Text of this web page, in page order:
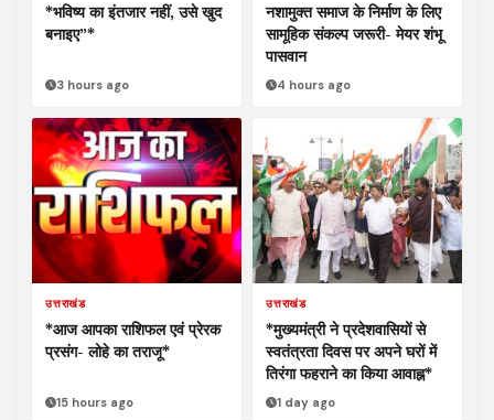
*भविष्य का इंतजार नहीं, उसे खुद
बनाइए”*
3 hours ago
नशामुक्त समाज के निर्माण के लिए
सामूहिक संकल्प जरूरी- मेयर शंभू
पासवान
4 hours ago
उत्तराखंड
*आज आपका राशिफल एवं प्रेरक
प्रसंग- लोहे का तराजू*
15 hours ago
उत्तराखंड
*मुख्यमंत्री ने प्रदेशवासियों से
स्वतंत्रता दिवस पर अपने घरों में
तिरंगा फहराने का किया आवाह्न*
1 day ago